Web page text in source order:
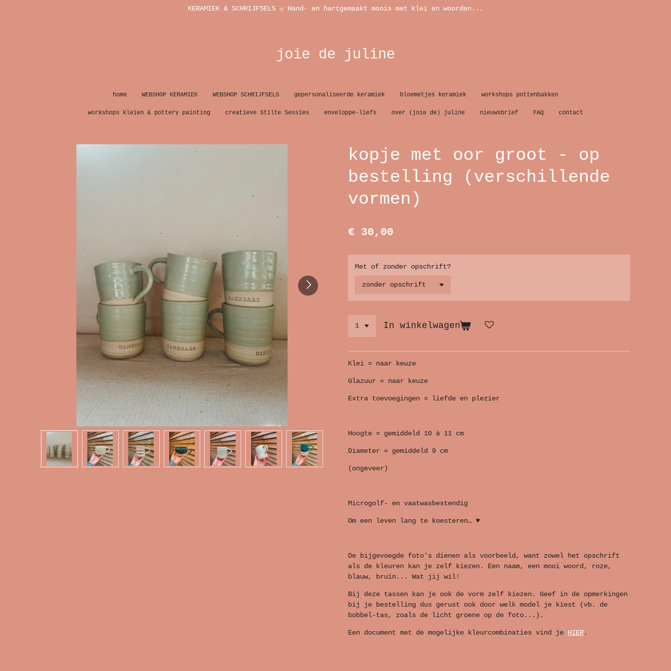
KERAMIEK & SCHRIJFSELS ☼ Hand- en hartgemaakt moois met klei en woorden...
joie de juline
home WEBSHOP KERAMIEK WEBSHOP SCHRIJFSELS gepersonaliseerde keramiek bloemetjes keramiek workshops pottenbakken
workshops kleien & pottery painting creatieve Stilte Sessies enveloppe-liefs over (joie de) juline nieuwsbrief FAQ contact
kopje met oor groot - op
bestelling (verschillende
vormen)
€ 30,00
Met of zonder opschrift?
In winkelwagen
Klei = naar keuze
Glazuur = naar keuze
Extra toevoegingen = liefde en plezier
Hoogte = gemiddeld 10 à 11 cm
Diameter = gemiddeld 9 cm
(ongeveer)
Microgolf- en vaatwasbestendig
Om een leven lang te koesteren… ♥
De bijgevoegde foto's dienen als voorbeeld, want zowel het opschrift
als de kleuren kan je zelf kiezen. Een naam, een mooi woord, roze,
blauw, bruin... Wat jij wil!
Bij deze tassen kan je ook de vorm zelf kiezen. Geef in de opmerkingen
bij je bestelling dus gerust ook door welk model je kiest (vb. de
bobbel-tas, zoals de licht groene op de foto...).
Een document met de mogelijke kleurcombinaties vind je HIER.